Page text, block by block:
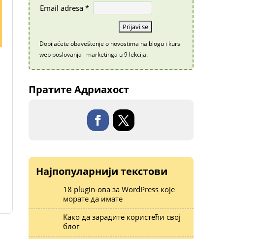
Email adresa *
Dobijaćete obaveštenje o novostima na blogu i kurs
web poslovanja i marketinga u 9 lekcija.
Пратите Адриахост
Најпопуларнији текстови
18 plugin-ова за WordPress које
морате да имате
Како да зарадите користећи свој
блог